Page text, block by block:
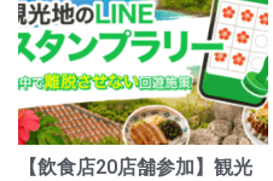
【飲食店20店舗参加】観光